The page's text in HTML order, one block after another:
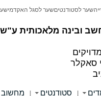
ובינה מלאכותית ע"ש
סאקלר
שער לסטודנטיםשער לסגל האקדמי
| סטודנטים | מחשוב